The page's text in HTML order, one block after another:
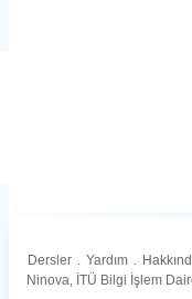
Dersler . Yardım .
Ninova, İTÜ Bilgi İşlem